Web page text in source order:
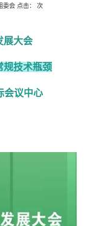
委会 点击： 次
展大会
规技术瓶颈
会议中心